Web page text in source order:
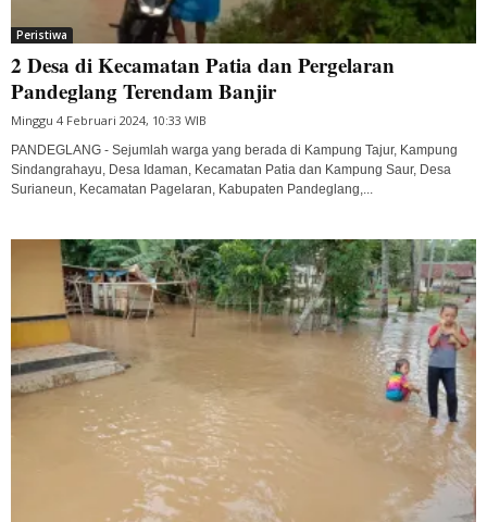
Peristiwa
2 Desa di Kecamatan Patia dan Pergelaran
Pandeglang Terendam Banjir
Minggu 4 Februari 2024, 10:33 WIB
PANDEGLANG - Sejumlah warga yang berada di Kampung Tajur, Kampung
Sindangrahayu, Desa Idaman, Kecamatan Patia dan Kampung Saur, Desa
Surianeun, Kecamatan Pagelaran, Kabupaten Pandeglang,...